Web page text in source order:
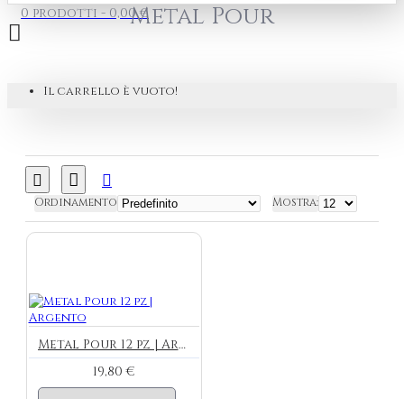
0 prodotti - 0,00 €
Il carrello è vuoto!
Metal Pour
Ordinamento Mostra:
Metal Pour 12 pz | Argento
19,80 €